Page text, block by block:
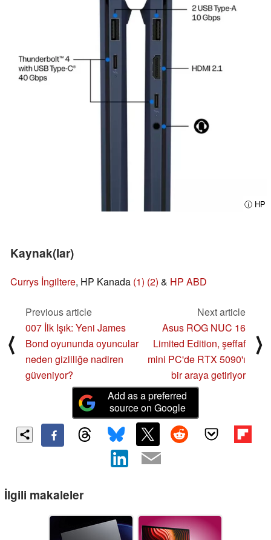
ⓘ HP
Kaynak(lar)
Currys İngiltere, HP Kanada (1) (2) & HP ABD
⟨
Previous article
007 İlk Işık: Yeni James
Bond oyununda oyuncular
neden gizliliğe nadiren
güveniyor?
Next article
Asus ROG NUC 16
Limited Edition, şeffaf
mini PC'de RTX 5090'ı
bir araya getiriyor
⟩
Add as a preferred
source on Google
İlgili makaleler